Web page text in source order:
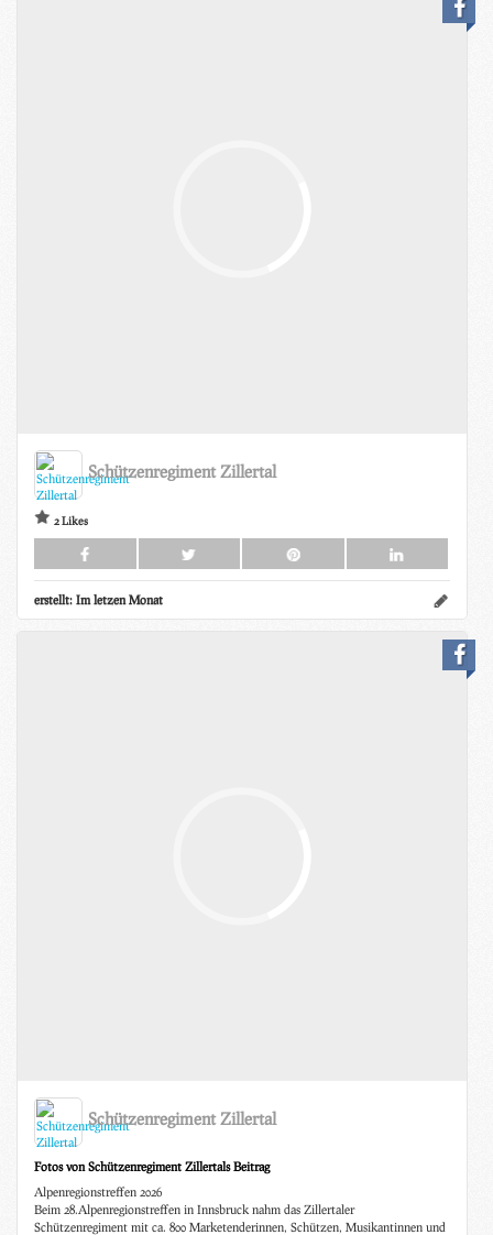
Schützenregiment Zillertal
2 Likes
erstellt: Im letzen Monat
Schützenregiment Zillertal
Fotos von Schützenregiment Zillertals Beitrag
Alpenregionstreffen 2026
Beim 28.Alpenregionstreffen in Innsbruck nahm das Zillertaler
Schützenregiment mit ca. 800 Marketenderinnen, Schützen, Musikantinnen und